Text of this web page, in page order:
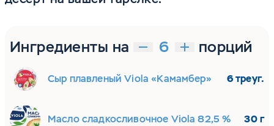
Ингредиенты на порций
Сыр плавленый Viola «Камамбер» 6 треуг.
Масло сладкосливочное Viola 82,5 % 30 г